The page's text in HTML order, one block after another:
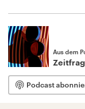
Aus dem
Podcast